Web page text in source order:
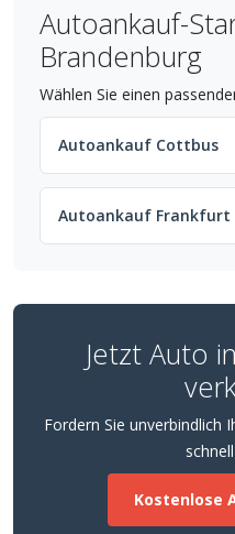
Autoankauf-
Brandenburg
Wählen Sie einen
Autoankauf Cottbus
Autoankauf Frankfurt
Jetzt Auto
Fordern Sie unverbindlich
Kostenlose